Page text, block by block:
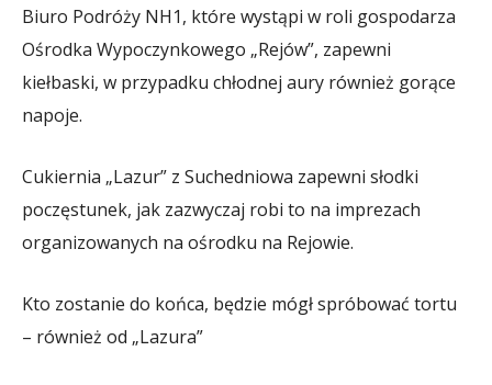
Biuro Podróży NH1, które wystąpi w roli gospodarza
Ośrodka Wypoczynkowego „Rejów”, zapewni
kiełbaski, w przypadku chłodnej aury również gorące
napoje.
Cukiernia „Lazur” z Suchedniowa zapewni słodki
poczęstunek, jak zazwyczaj robi to na imprezach
organizowanych na ośrodku na Rejowie.
Kto zostanie do końca, będzie mógł spróbować tortu
– również od „Lazura”